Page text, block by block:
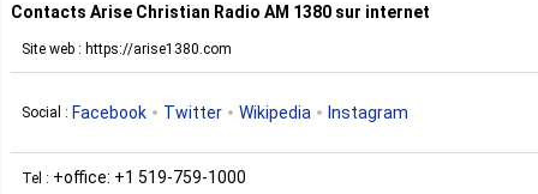
Contacts Arise Christian Radio AM 1380 sur internet
Site web : https://arise1380.com
Social : Facebook Twitter Wikipedia Instagram
Tel : +office: +1 519-759-1000